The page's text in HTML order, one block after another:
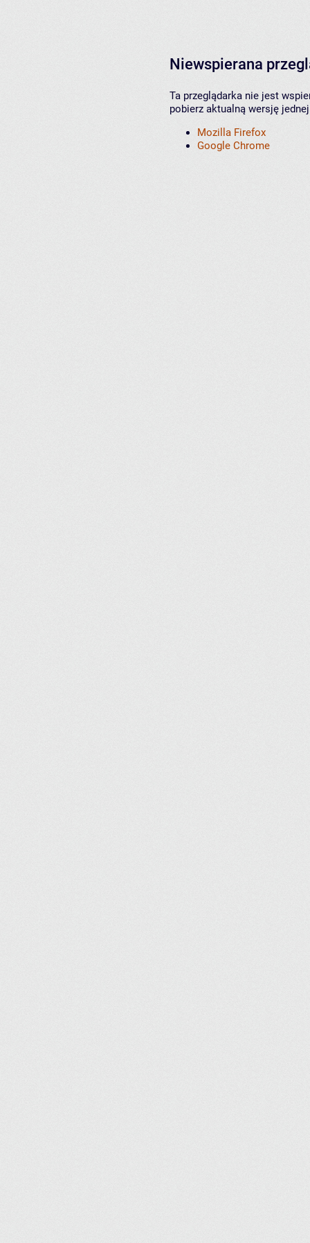
Niewspierana
Ta przeglądarka nie jest
pobierz aktualną wersję
Mozilla Firefox
Google Chrome